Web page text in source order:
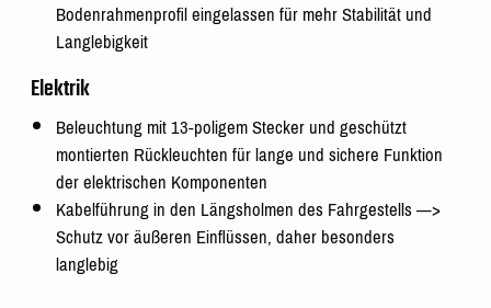
Bodenrahmenprofil eingelassen für mehr Stabilität und
Langlebigkeit
Elektrik
Beleuchtung mit 13-poligem Stecker und geschützt
montierten Rückleuchten für lange und sichere Funktion
der elektrischen Komponenten
Kabelführung in den Längsholmen des Fahrgestells —>
Schutz vor äußeren Einflüssen, daher besonders
langlebig